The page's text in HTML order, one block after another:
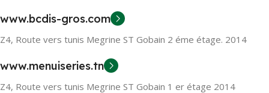
www.bcdis-gros.com
Z4, Route vers tunis Megrine ST Gobain 2 éme étage. 2014
www.menuiseries.tn
Z4, Route vers tunis Megrine ST Gobain 1 er étage 2014